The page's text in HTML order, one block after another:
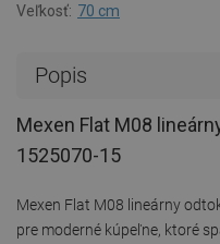
Veľkosť: 70 cm
Popis
Mexen Flat M08
1525070-15
Mexen Flat M08 lineárny
pre moderné kúpeľne, ktoré